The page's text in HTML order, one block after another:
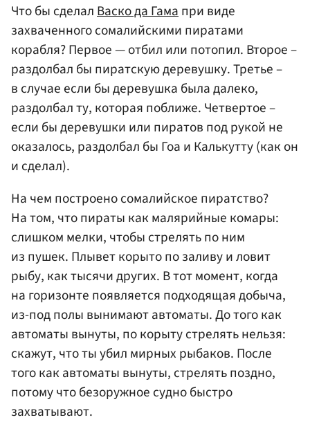
Что бы сделалВаско да Гамапри виде
захваченного сомалийскими пиратами
корабля? Первое — отбил или потопил. Второе –
раздолбал бы пиратскую деревушку. Третье –
в случае если бы деревушка была далеко,
раздолбал ту, которая поближе. Четвертое –
если бы деревушки или пиратов под рукой не
оказалось, раздолбал бы Гоа и Калькутту (как он
и сделал).
На чем построено сомалийское пиратство?
На том, что пираты как малярийные комары:
слишком мелки, чтобы стрелять по ним
из пушек. Плывет корыто по заливу и ловит
рыбу, как тысячи других. В тот момент, когда
на горизонте появляется подходящая добыча,
из-под полы вынимают автоматы. До того как
автоматы вынуты, по корыту стрелять нельзя:
скажут, что ты убил мирных рыбаков. После
того как автоматы вынуты, стрелять поздно,
потому что безоружное судно быстро
захватывают.